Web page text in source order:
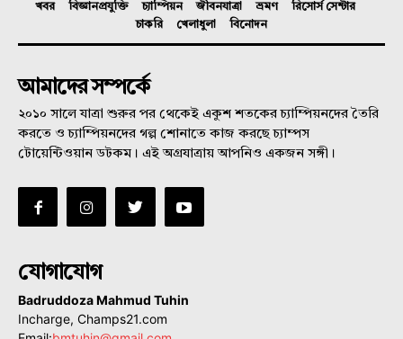
খবর বিজ্ঞানপ্রযুক্তি চ্যাম্পিয়ন জীবনযাত্রা ভ্রমণ
রিসোর্স সেন্টার
চাকরি
খেলাধুলা বিনোদন
আমাদের সম্পর্কে
২০১০ সালে যাত্রা শুরুর পর থেকেই একুশ শতকের চ্যাম্পিয়নদের তৈরি
করতে ও চ্যাম্পিয়নদের গল্প শোনাতে কাজ করছে চ্যাম্পস
টোয়েন্টিওয়ান ডটকম। এই অগ্রযাত্রায় আপনিও একজন সঙ্গী।
যোগাযোগ
Badruddoza Mahmud Tuhin
Incharge, Champs21.com